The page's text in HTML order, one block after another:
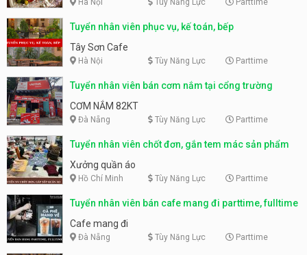
Tuyển nhân viên phục vụ, kế toán, bếp
Tây Sơn Cafe
Hà Nội Tùy Năng Lực Parttime
Tuyển nhân viên bán cơm nắm tại cổng trường
CƠM NẮM 82KT
Đà Nẵng Tùy Năng Lực Parttime
Tuyển nhân viên chốt đơn, gắn tem mác sản phẩm
Xưởng quần áo
Hồ Chí Minh Tùy Năng Lực Parttime
Tuyển nhân viên bán cafe mang đi parttime, fulltime
Cafe mang đi
Đà Nẵng Tùy Năng Lực Parttime